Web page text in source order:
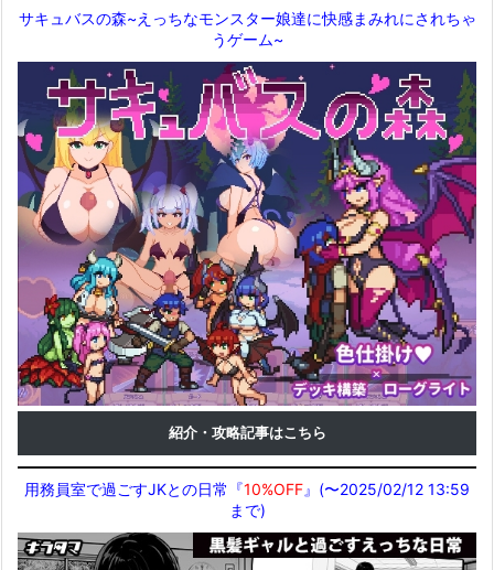
サキュバスの森~えっちなモンスター娘達に快感まみれにされちゃ
うゲーム~
紹介・攻略記事はこちら
用務員室で過ごすJKとの日常『10%OFF』(〜2025/02/12 13:59
まで)